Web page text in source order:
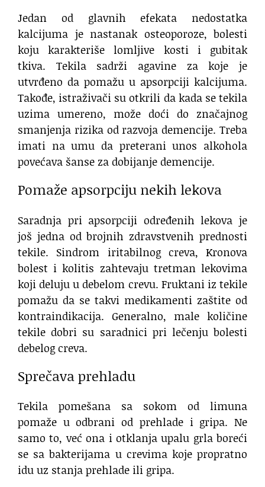
Jedan od glavnih efekata nedostatka
kalcijuma je nastanak osteoporoze, bolesti
koju karakteriše lomljive kosti i gubitak
tkiva. Tekila sadrži agavine za koje je
utvrđeno da pomažu u apsorpciji kalcijuma.
Takođe, istraživači su otkrili da kada se tekila
uzima umereno, može doći do značajnog
smanjenja rizika od razvoja demencije. Treba
imati na umu da preterani unos alkohola
povećava šanse za dobijanje demencije.
Pomaže apsorpciju nekih lekova
Saradnja pri apsorpciji određenih lekova je
još jedna od brojnih zdravstvenih prednosti
tekile. Sindrom iritabilnog creva, Kronova
bolest i kolitis zahtevaju tretman lekovima
koji deluju u debelom crevu. Fruktani iz tekile
pomažu da se takvi medikamenti zaštite od
kontraindikacija. Generalno, male količine
tekile dobri su saradnici pri lečenju bolesti
debelog creva.
Sprečava prehladu
Tekila pomešana sa sokom od limuna
pomaže u odbrani od prehlade i gripa. Ne
samo to, već ona i otklanja upalu grla boreći
se sa bakterijama u crevima koje propratno
idu uz stanja prehlade ili gripa.